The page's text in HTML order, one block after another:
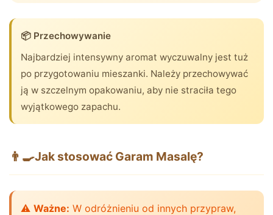
📦 Przechowywanie
Najbardziej intensywny aromat wyczuwalny jest tuż
po przygotowaniu mieszanki. Należy przechowywać
ją w szczelnym opakowaniu, aby nie straciła tego
wyjątkowego zapachu.
👨‍🍳Jak stosować Garam Masalę?
⚠️ Ważne: W odróżnieniu od innych przypraw,